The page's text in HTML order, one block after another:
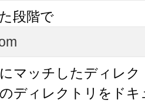
段階で
マッチしたディレ
ディレクトリをド